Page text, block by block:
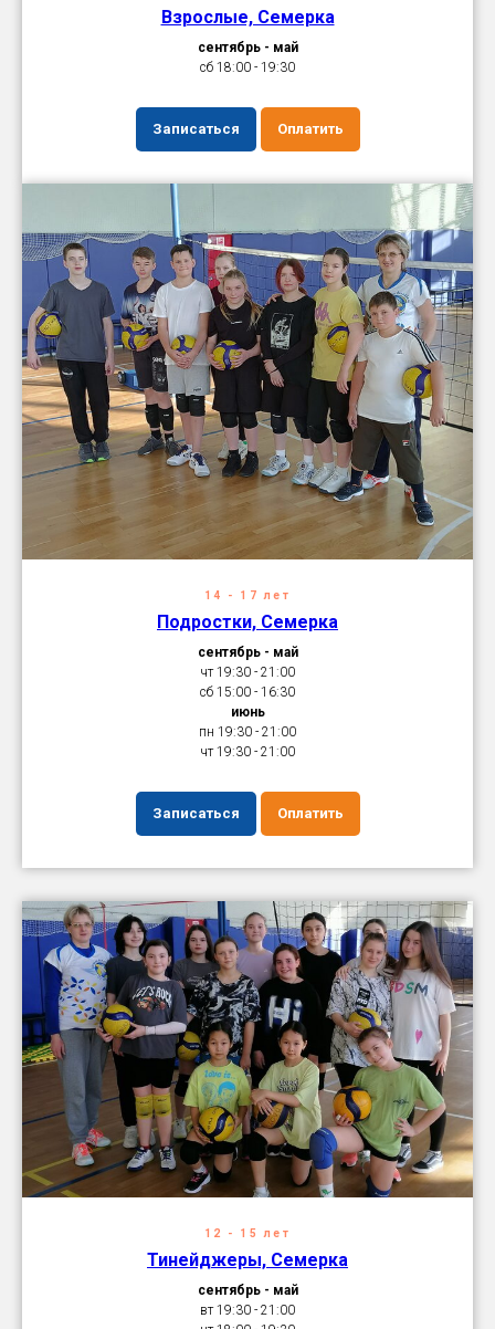
Взрослые, Семерка
сентябрь - май
сб 18:00 - 19:30
Записаться Оплатить
14 - 17 лет
Подростки, Семерка
сентябрь - май
чт 19:30 - 21:00
сб 15:00 - 16:30
июнь
пн 19:30 - 21:00
чт 19:30 - 21:00
Записаться Оплатить
12 - 15 лет
Тинейджеры, Семерка
сентябрь - май
вт 19:30 - 21:00